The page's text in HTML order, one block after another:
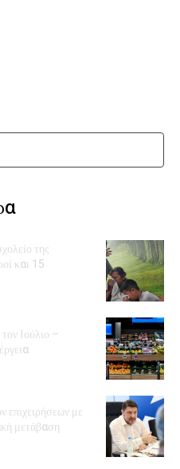
της
και 15
Ιούλιο –
επιχειρήσεων με
μετάβαση